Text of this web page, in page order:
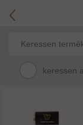
keressen